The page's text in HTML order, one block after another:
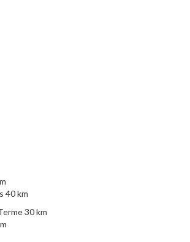
40 km
30 km